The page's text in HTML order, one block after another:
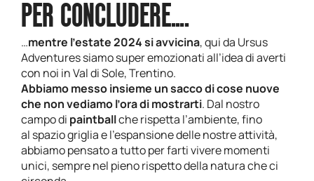
PER CONCLUDERE….
…mentre l’estate 2024 si avvicina, qui da Ursus
Adventures siamo super emozionati all’idea di averti
con noi in Val di Sole, Trentino.
Abbiamo messo insieme un sacco di cose nuove
che non vediamo l’ora di mostrarti. Dal nostro
campo di paintballche rispetta l’ambiente, fino
al spazio griglia e l’espansione delle nostre attività,
abbiamo pensato a tutto per farti vivere momenti
unici, sempre nel pieno rispetto della natura che ci